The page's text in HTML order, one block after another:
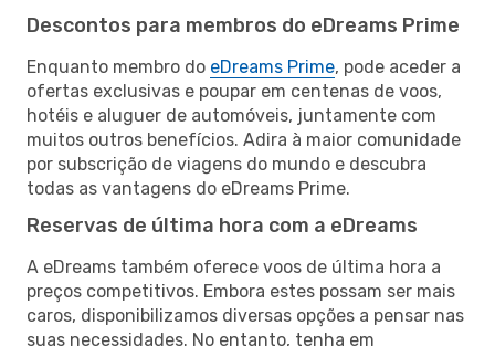
Descontos para membros do eDreams Prime
Enquanto membro do eDreams Prime, pode aceder a
ofertas exclusivas e poupar em centenas de voos,
hotéis e aluguer de automóveis, juntamente com
muitos outros benefícios. Adira à maior comunidade
por subscrição de viagens do mundo e descubra
todas as vantagens do eDreams Prime.
Reservas de última hora com a eDreams
A eDreams também oferece voos de última hora a
preços competitivos. Embora estes possam ser mais
caros, disponibilizamos diversas opções a pensar nas
suas necessidades. No entanto, tenha em